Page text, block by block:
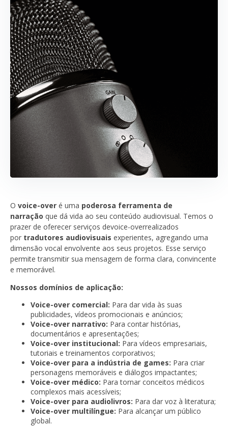
O voice-over é uma poderosa ferramenta de
narração que dá vida ao seu conteúdo audiovisual. Temos o
prazer de oferecer serviços devoice-overrealizados
por tradutores audiovisuais experientes, agregando uma
dimensão vocal envolvente aos seus projetos. Esse serviço
permite transmitir sua mensagem de forma clara, convincente
e memorável.
Nossos domínios de aplicação:
Voice-over comercial: Para dar vida às suas
publicidades, vídeos promocionais e anúncios;
Voice-over narrativo: Para contar histórias,
documentários e apresentações;
Voice-over institucional: Para vídeos empresariais,
tutoriais e treinamentos corporativos;
Voice-over para a indústria de games: Para criar
personagens memoráveis e diálogos impactantes;
Voice-over médico: Para tornar conceitos médicos
complexos mais acessíveis;
Voice-over para audiolivros: Para dar voz à literatura;
Voice-over multilíngue: Para alcançar um público
global.